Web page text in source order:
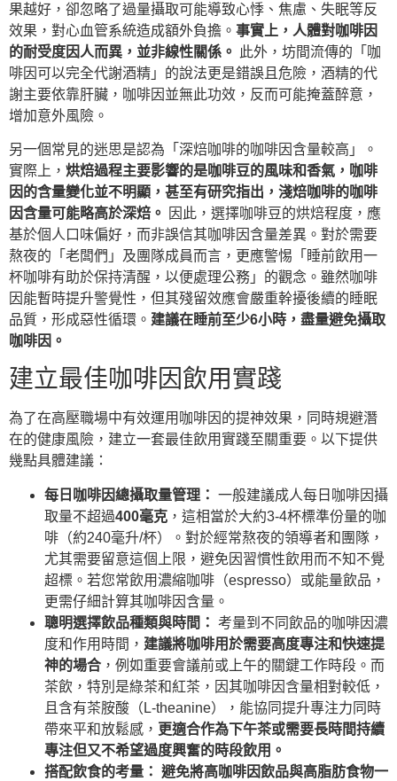
果越好，卻忽略了過量攝取可能導致心悸、焦慮、失眠等反
效果，對心血管系統造成額外負擔。 事實上，人體對咖啡因
的耐受度因人而異，並非線性關係。
此外，坊間流傳的「咖
啡因可以完全代謝酒精」的說法更是錯誤且危險，酒精的代
謝主要依靠肝臟，咖啡因並無此功效，反而可能掩蓋醉意，
增加意外風險。
另一個常見的迷思是認為「深焙咖啡的咖啡因含量較高」。
實際上， 烘焙過程主要影響的是咖啡豆的風味和香氣，咖啡
因的含量變化並不明顯，甚至有研究指出，淺焙咖啡的咖啡
因含量可能略高於深焙。
因此，選擇咖啡豆的烘焙程度，應
基於個人口味偏好，而非誤信其咖啡因含量差異。對於需要
熬夜的「老闆們」及團隊成員而言，更應警惕「睡前飲用一
杯咖啡有助於保持清醒，以便處理公務」的觀念。雖然咖啡
因能暫時提升警覺性，但其殘留效應會嚴重幹擾後續的睡眠
品質，形成惡性循環。 建議在睡前至少6小時，盡量避免攝取
咖啡因。
建立最佳咖啡因飲用實踐
為了在高壓職場中有效運用咖啡因的提神效果，同時規避潛
在的健康風險，建立一套最佳飲用實踐至關重要。以下提供
幾點具體建議：
每日咖啡因總攝取量管理： 一般建議成人每日咖啡因攝
取量不超過400毫克 ，這相當於大約3-4杯標準份量的咖
啡（約240毫升/杯）。對於經常熬夜的領導者和團隊，
尤其需要留意這個上限，避免因習慣性飲用而不知不覺
超標。若您常飲用濃縮咖啡（espresso）或能量飲品，
更需仔細計算其咖啡因含量。
聰明選擇飲品種類與時間： 考量到不同飲品的咖啡因濃
度和作用時間， 建議將咖啡用於需要高度專注和快速提
神的場合 ，例如重要會議前或上午的關鍵工作時段。而
茶飲，特別是綠茶和紅茶，因其咖啡因含量相對較低，
且含有茶胺酸（L-theanine），能協同提升專注力同時
帶來平和放鬆感， 更適合作為下午茶或需要長時間持續
專注但又不希望過度興奮的時段飲用。
搭配飲食的考量： 避免將高咖啡因飲品與高脂肪食物一